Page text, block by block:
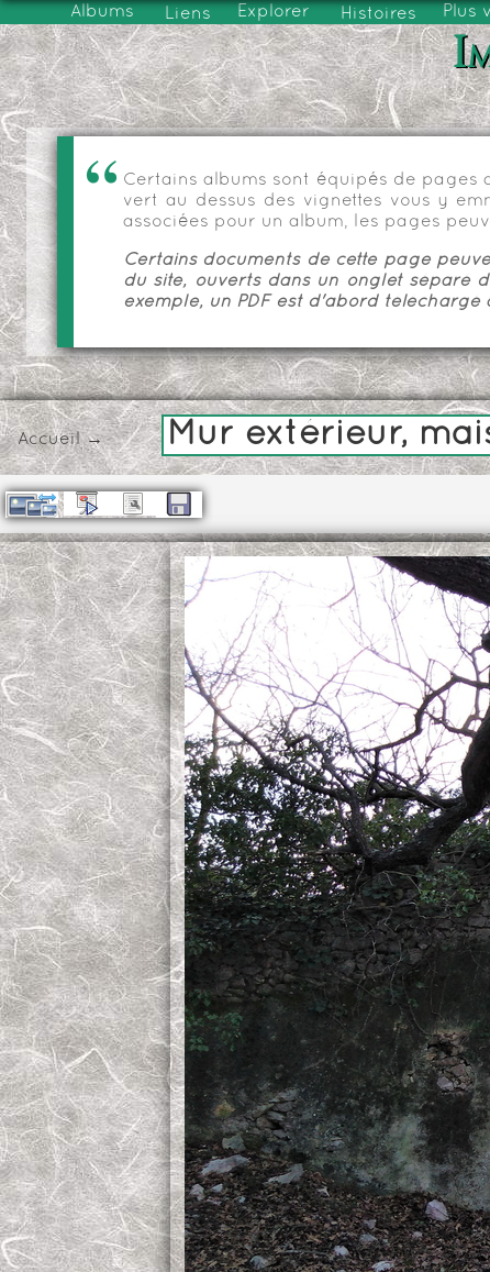
Albums Liens Explorer Histoires Plus
Certains albums sont équipés de
vert au dessus des vignettes vous y
associées pour un album, les pages
Certains documents de cette page
du site, ouverts dans un onglet séparé
exemple, un PDF est d'abord téléchargé
Accueil→ Mur extérieur,